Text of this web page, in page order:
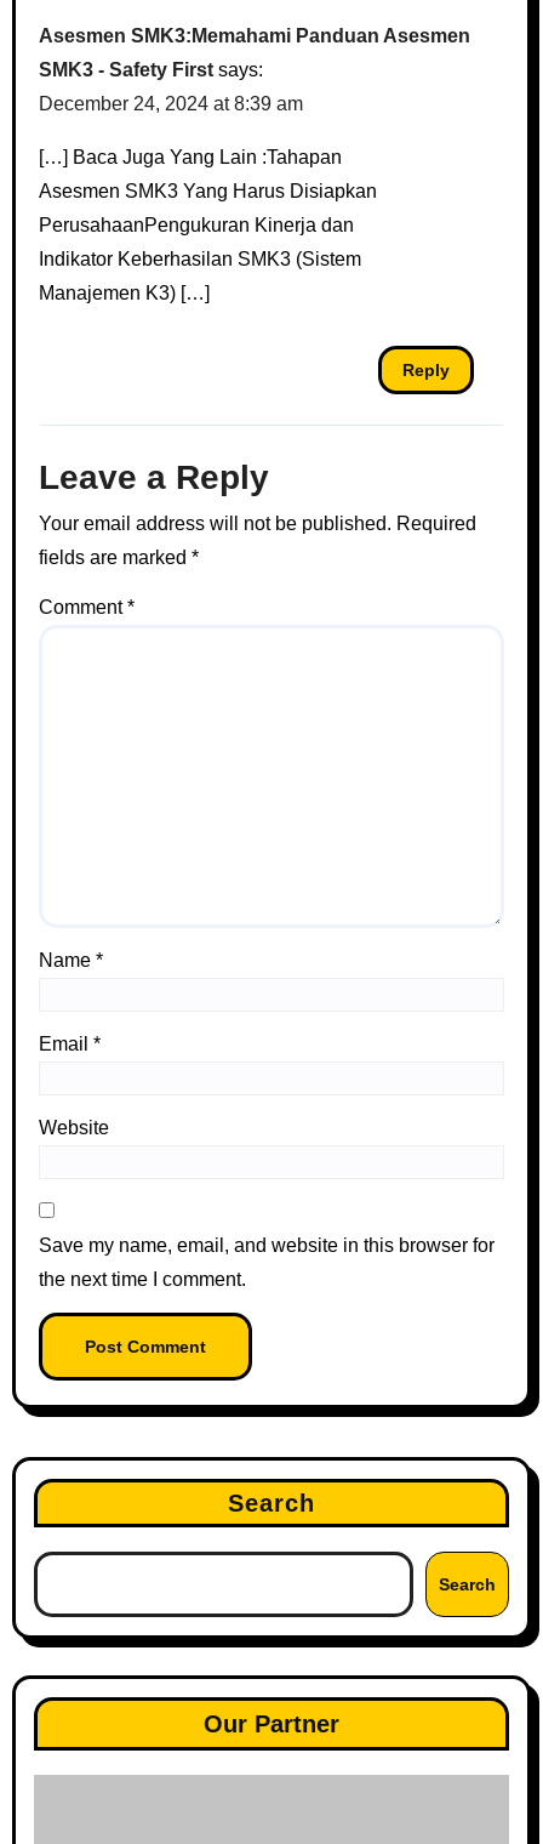
Asesmen SMK3:Memahami Panduan Asesmen
SMK3 - Safety First says:
December 24, 2024 at 8:39 am
[…] Baca Juga Yang Lain :Tahapan
Asesmen SMK3 Yang Harus Disiapkan
PerusahaanPengukuran Kinerja dan
Indikator Keberhasilan SMK3 (Sistem
Manajemen K3) […]
Reply
Leave a Reply
Your email address will not be published. Required
fields are marked*
Comment*
Name*
Email*
Website
Save my name, email, and website in this browser for
the next time I comment.
Search
Search
Our Partner